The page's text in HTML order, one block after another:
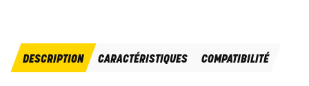
DESCRIPTION CARACTÉRISTIQUES COMPATIBILITÉ